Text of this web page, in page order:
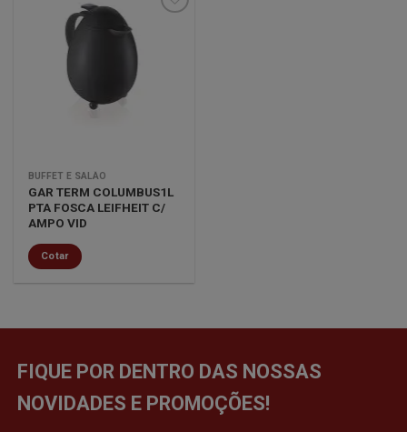
lista de
desejos
BUFFET E SALÃO
GAR TERM COLUMBUS1L
PTA FOSCA LEIFHEIT C/
AMPO VID
Cotar
FIQUE POR DENTRO DAS NOSSAS
NOVIDADES E PROMOÇÕES!